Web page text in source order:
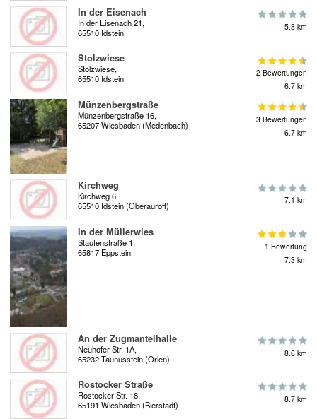
In der Eisenach
In der Eisenach 21,
65510 Idstein
5.8 km
Stolzwiese
Stolzwiese,
65510 Idstein
2 Bewertungen
6.7 km
Münzenbergstraße
Münzenbergstraße 16,
65207 Wiesbaden (Medenbach)
3 Bewertungen
6.7 km
Kirchweg
Kirchweg 6,
65510 Idstein (Oberauroff)
7.1 km
In der Müllerwies
Staufenstraße 1,
65817 Eppstein
1 Bewertung
7.3 km
An der Zugmantelhalle
Neuhofer Str. 1A,
65232 Taunusstein (Orlen)
8.6 km
Rostocker Straße
Rostocker Str. 18,
65191 Wiesbaden (Bierstadt)
8.7 km